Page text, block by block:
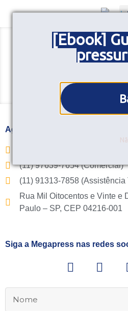
[Ebook]
Aguardamos seu contato
(11) 97639-7654 (Comercial)
(11) 91313-7858 (Assistência
Rua Mil Oitocentos e Vinte e
Paulo – SP, CEP 04216-001
Siga a Megapress nas redes